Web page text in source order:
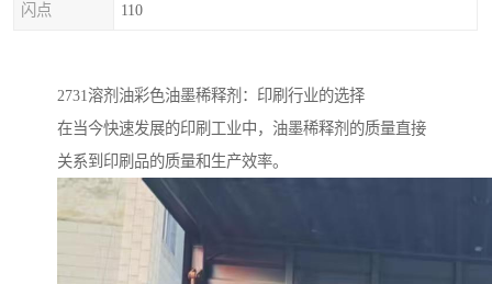
闪点 110
2731溶剂油彩色油墨稀释剂：印刷行业的选择
在当今快速发展的印刷工业中，油墨稀释剂的质量直接
关系到印刷品的质量和生产效率。